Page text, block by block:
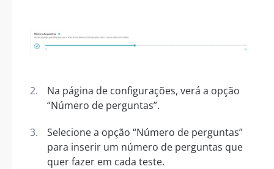
Na página de configurações, verá a opção
“Número de perguntas”.
Selecione a opção “Número de perguntas”
para inserir um número de perguntas que
quer fazer em cada teste.